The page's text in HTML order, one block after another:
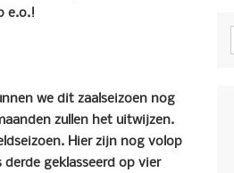
e.o.!
we dit zaalseizoen nog
zullen het uitwijzen.
Hier zijn nog volop
derde geklasseerd op vier